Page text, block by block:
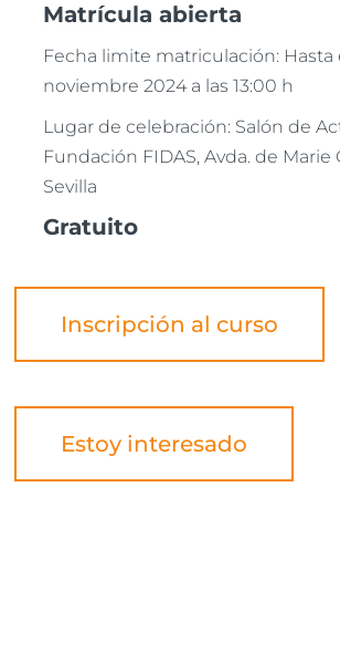
Matrícula abierta
Fecha limite matriculación: Hasta
noviembre 2024 a las 13:00 h
Lugar de celebración: Salón de
Fundación FIDAS, Avda. de Marie
Sevilla
Gratuito
Inscripción al curso
Estoy interesado